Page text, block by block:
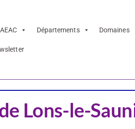
Départements Domaines
Lons-le-